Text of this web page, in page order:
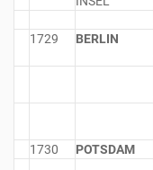
1729
BERLIN
1730
POTSDAM